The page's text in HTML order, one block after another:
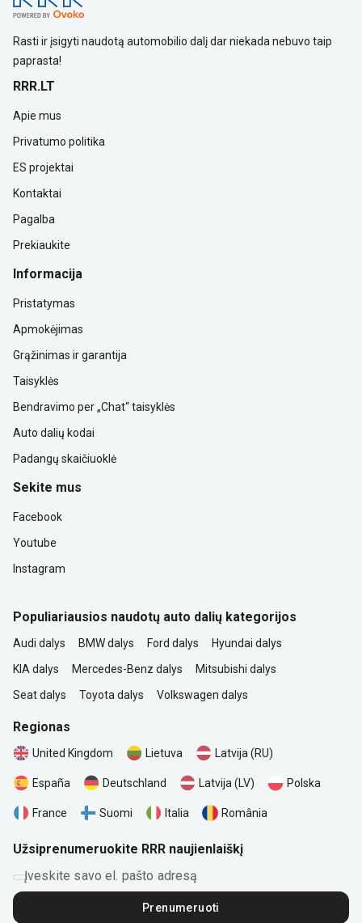
Rasti ir įsigyti naudotą automobilio dalį dar niekada nebuvo taip
paprasta!
RRR.LT
Apie mus
Privatumo politika
ES projektai
Kontaktai
Pagalba
Prekiaukite
Informacija
Pristatymas
Apmokėjimas
Grąžinimas ir garantija
Taisyklės
Bendravimo per „Chat“ taisyklės
Auto dalių kodai
Padangų skaičiuoklė
Sekite mus
Facebook
Youtube
Instagram
Populiariausios naudotų auto dalių kategorijos
Audi dalys BMW dalys Ford dalys
Hyundai dalys
KIA dalys
Mercedes-Benz dalys
Mitsubishi dalys
Seat dalys
Toyota dalys Volkswagen dalys
Regionas
United Kingdom Lietuva Latvija (RU)
España Deutschland Latvija (LV) Polska
France Suomi Italia România
Užsiprenumeruokite RRR naujienlaiškį
Įveskite savo el. pašto adresą
Prenumeruoti